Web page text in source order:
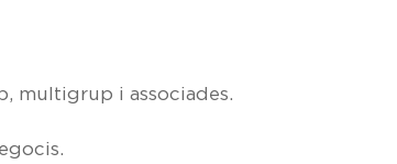
multigrup i associades.